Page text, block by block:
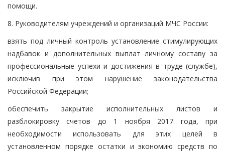
помощи.
8. Руководителям учреждений и организаций МЧС России:
взять под личный контроль установление стимулирующих
надбавок и дополнительных выплат личному составу за
профессиональные успехи и достижения в труде (службе),
исключив при этом нарушение законодательства
Российской Федерации;
обеспечить закрытие исполнительных листов и
разблокировку счетов до 1 ноября 2017 года, при
необходимости использовать для этих целей в
установленном порядке остатки и экономию средств по